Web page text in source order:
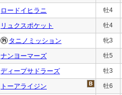
ロードイヒラニ 牡4
リュクスポケット 牡4
タニノミッション 牝3
ナンヨーマーズ 牡5
ディープサドラーズ 牡3
トーアライジン 牡6